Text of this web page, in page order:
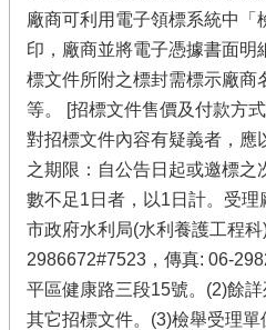
廠商可利用電子領標系統中「
印，廠商並將電子憑據書面明
標文件所附之標封需標示廠商
等。 [招標文件售價及付款方
對招標文件內容有疑義者，應
之期限：自公告日起或邀標之
數不足1日者，以1日計。受
市政府水利局(水利養護工程
2986672#7523，傳真: 06-
平區健康路三段15號。(2)餘
其它招標文件。(3)檢舉受理